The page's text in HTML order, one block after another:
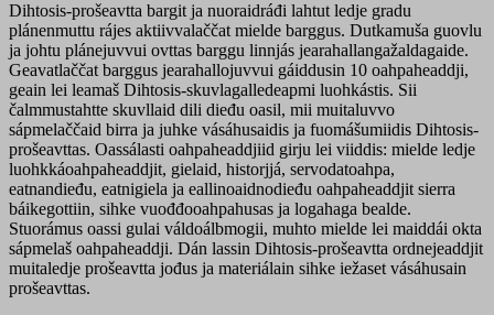
Dihtosis-prošeavtta bargit ja nuoraidráđi lahtut ledje gradu
plánenmuttu rájes aktiivvalaččat mielde barggus. Dutkamuša guovlu
ja johtu plánejuvvui ovttas barggu linnjás jearahallangažaldagaide.
Geavatlaččat barggus jearahallojuvvui gáiddusin 10 oahpaheaddji,
geain lei leamaš Dihtosis-skuvlagalledeapmi luohkástis. Sii
čalmmustahtte skuvllaid dili dieđu oasil, mii muitaluvvo
sápmelaččaid birra ja juhke vásáhusaidis ja fuomášumiidis Dihtosis-
prošeavttas. Oassálasti oahpaheaddjiid girju lei viiddis: mielde ledje
luohkkáoahpaheaddjit, gielaid, historjjá, servodatoahpa,
eatnandieđu, eatnigiela ja eallinoaidnodieđu oahpaheaddjit sierra
báikegottiin, sihke vuođđooahpahusas ja logahaga bealde.
Stuorámus oassi gulai váldoálbmogii, muhto mielde lei maiddái okta
sápmelaš oahpaheaddji. Dán lassin Dihtosis-prošeavtta ordnejeaddjit
muitaledje prošeavtta jođus ja materiálain sihke iežaset vásáhusain
prošeavttas.